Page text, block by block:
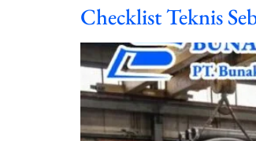
Checklist Teknis